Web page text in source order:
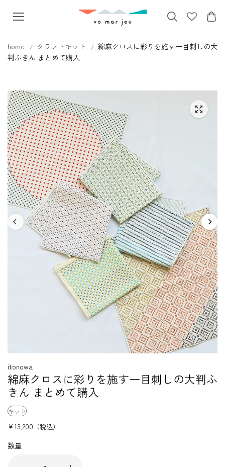
キップ
home クラフトキット
綿麻クロスに彩りを施す一目刺しの大
判ふきん まとめて購入
itonowa
綿麻クロスに彩りを施す一目刺しの大判ふ
きん まとめて購入
キット
¥13,200 （税込）
数量